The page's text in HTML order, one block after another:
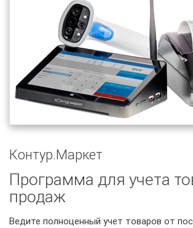
Контур.Маркет
Программа для учета
продаж
Ведите полноценный учет товаров от